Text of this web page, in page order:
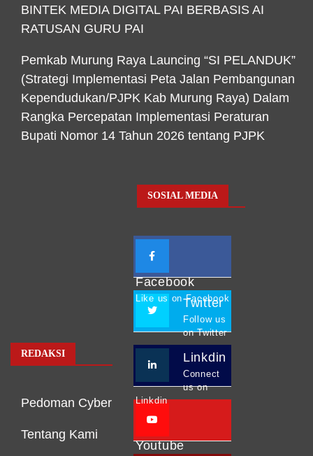
BINTEK MEDIA DIGITAL PAI BERBASIS AI
RATUSAN GURU PAI
Pemkab Murung Raya Launcing “SI PELANDUK”
(Strategi Implementasi Peta Jalan Pembangunan
Kependudukan/PJPK Kab Murung Raya) Dalam
Rangka Percepatan Implementasi Peraturan
Bupati Nomor 14 Tahun 2026 tentang PJPK
REDAKSI
Pedoman Cyber
Tentang Kami
SOSIAL MEDIA
Facebook
Like us on Facebook
Twitter
Follow us
on Twitter
Linkdin
Connect
us on
Linkdin
Youtube